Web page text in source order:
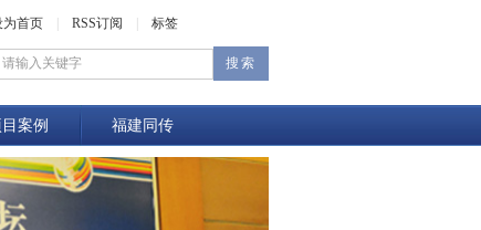
为首页 RSS订阅 标签
案例 福建同传